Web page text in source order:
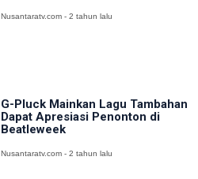
Nusantaratv.com - 2 tahun lalu
G-Pluck Mainkan Lagu Tambahan
Dapat Apresiasi Penonton di
Beatleweek
Nusantaratv.com - 2 tahun lalu